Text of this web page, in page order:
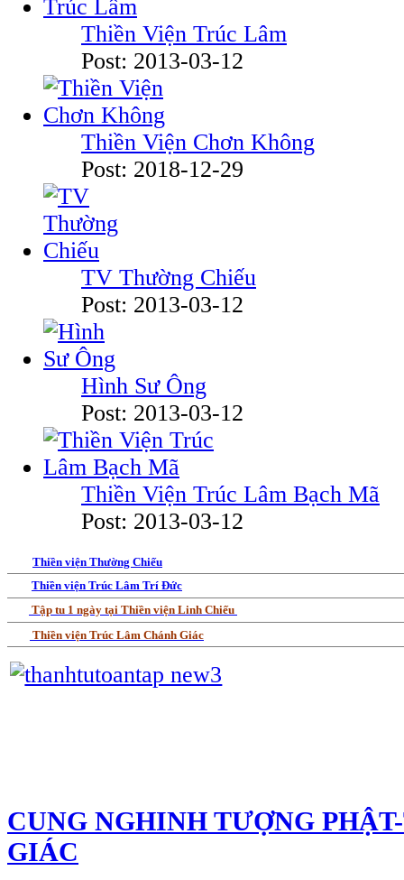
Thiền Viện Trúc Lâm
Post: 2013-03-12
Thiền Viện Chơn Không
Post: 2018-12-29
TV Thường Chiếu
Post: 2013-03-12
Hình Sư Ông
Post: 2013-03-12
Thiền Viện Trúc Lâm Bạch Mã
Post: 2013-03-12
Thiền viện Thường Chiếu
Thiền viện Trúc Lâm Trí Đức
Tập tu 1 ngày tại Thiền viện Linh Chiếu
Thiền viện Trúc Lâm Chánh Giác
CUNG NGHINH TƯỢNG
GIÁC